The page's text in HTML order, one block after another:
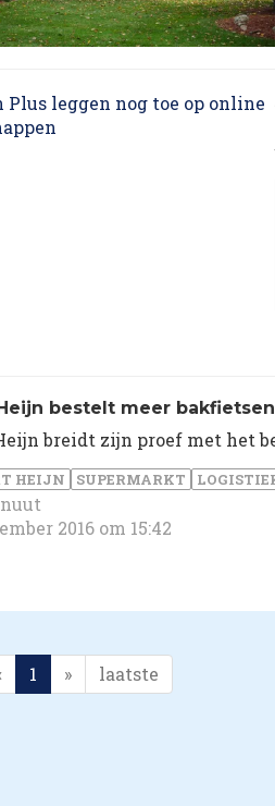
bestelt meer bakfietsen
breidt zijn proef met het
HEIJN SUPERMARKT
2016 om 15:42
1 » laatste